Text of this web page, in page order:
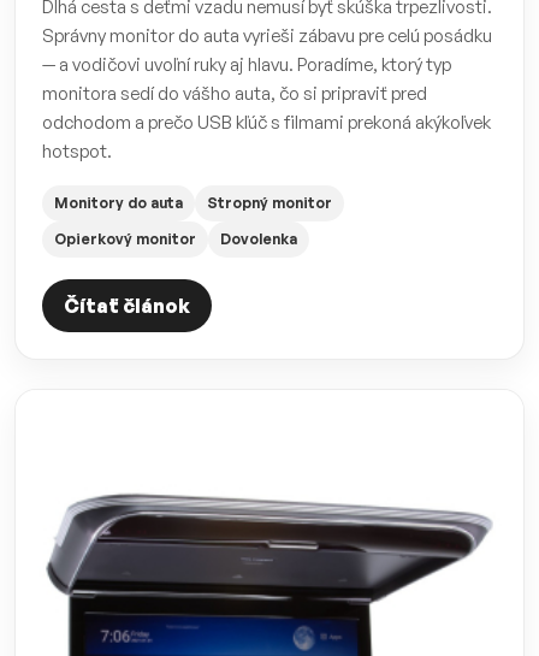
Dlhá cesta s deťmi vzadu nemusí byť skúška trpezlivosti.
Správny monitor do auta vyrieši zábavu pre celú posádku
— a vodičovi uvoľní ruky aj hlavu. Poradíme, ktorý typ
monitora sedí do vášho auta, čo si pripraviť pred
odchodom a prečo USB kľúč s filmami prekoná akýkoľvek
hotspot.
Monitory do auta
Stropný monitor
Opierkový monitor
Dovolenka
Čítať článok